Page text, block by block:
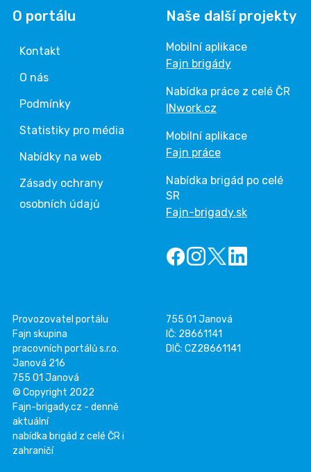
O portálu
Kontakt
O nás
Podmínky
Statistiky pro média
Nabídky na web
Zásady ochrany
osobních údajů
Naše další projekty
Mobilní aplikace
Fajn brigády
Nabídka práce z celé ČR
INwork.cz
Mobilní aplikace
Fajn práce
Nabídka brigád po celé
SR
Fajn-brigady.sk
Provozovatel portálu
Fajn skupina
pracovních portálů s.r.o.
Janová 216
755 01 Janová
755 01 Janová
IČ: 28661141
DIČ: CZ28661141
© Copyright 2022
Fajn-brigady.cz - denně
aktuální
nabídka brigád z celé ČR i
zahraničí